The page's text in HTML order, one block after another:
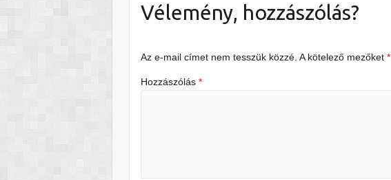
Vélemény, hozzászólás?
Az e-mail címet nem tesszük közzé. A kötelező mezőket*
Hozzászólás*